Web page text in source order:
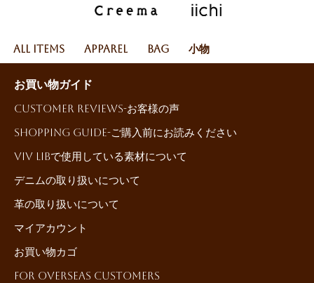
All Items Apparel Bag 小物
お買い物ガイド
Customer reviews-お客様の声
Shopping Guide-ご購入前にお読みください
ViV LiBで使用している素材について
デニムの取り扱いについて
革の取り扱いについて
マイアカウント
お買い物カゴ
For Overseas Customers